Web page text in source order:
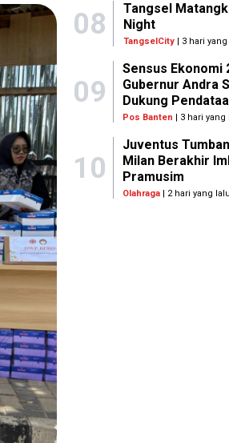
08
Tangsel
Night
TangselCity| 3 hari yang
09
Sensus Ekonomi
Gubernur Andra
Dukung
Pos Banten | 3 hari yang
10
Juventus
Milan Berakhir
Pramusim
Olahraga | 2 hari yang lalu